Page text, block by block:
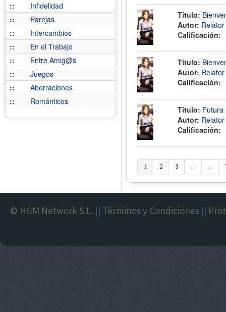
::
Infidelidad
::
Parejas
::
Intercambios
::
En el Trabajo
::
Entre Amig@s
::
Juegos
::
Aberraciones
::
Románticos
Título:
Autor:
Calificación:
Título:
Autor:
Calificación:
Título: Futura
Autor:
Calificación:
1 2 3 ... ...
© HGM Network S.L. || Términos y Condiciones ||